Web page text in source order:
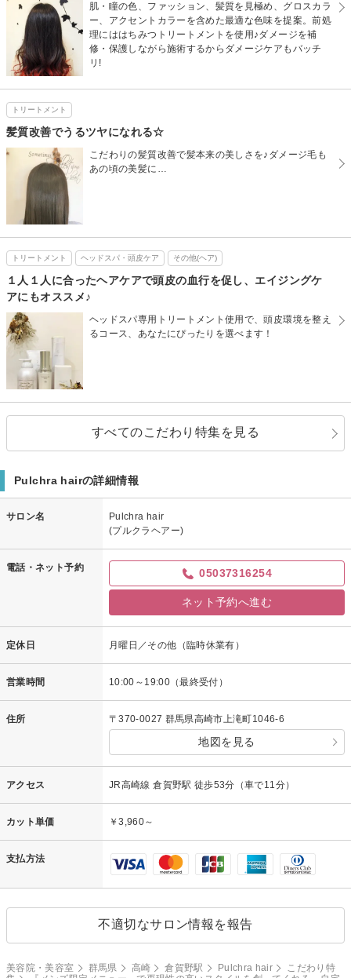
肌・瞳の色、ファッション、髪質を見極め、グロスカラ
ー、アクセントカラーを含めた最適な色味を提案。前処
理にははちみつトリートメントを使用♪ダメージを補
修・保護しながら施術するからダメージケアもバッチ
リ!
トリートメント
髪質改善でうるツヤになれる☆
こだわりの髪質改善で髪本来の美しさを♪ダメージ毛も
あの頃の美髪に…
トリートメント ヘッドスパ・頭皮ケア その他(ヘア)
１人１人に合ったヘアケアで頭皮の血行を促し、エイジングケ
アにもオススメ♪
ヘッドスパ専用トリートメント使用で、頭皮環境を整え
るコース、あなたにぴったりを選べます！
すべてのこだわり特集を見る
Pulchra hairの詳細情報
サロン名
Pulchra hair
(プルクラヘアー)
電話・ネット予約 05037316254
ネット予約へ進む
定休日 月曜日／その他（臨時休業有）
営業時間 10:00～19:00（最終受付）
住所 〒370-0027 群馬県高崎市上滝町1046-6
地図を見る
アクセス JR高崎線 倉賀野駅 徒歩53分（車で11分）
カット単価 ￥3,960～
支払方法
不適切なサロン情報を報告
美容院・美容室 群馬県 高崎 倉賀野駅 Pulchra hair
こだわり特